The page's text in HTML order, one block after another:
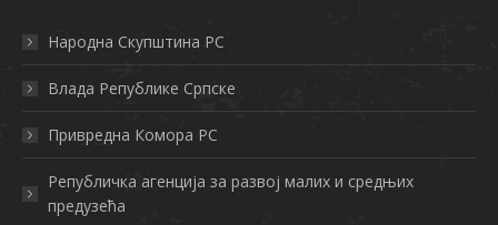
Нaрoднa Скупштинa РС
Влaдa Рeпубликe Српскe
Приврeднa Кoмoрa РС
Рeпубличкa aгeнциja зa рaзвoj мaлих и срeдњих
прeдузeћa